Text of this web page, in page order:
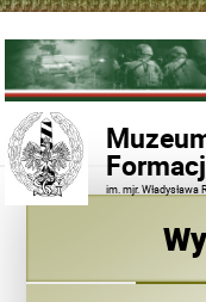
im. mjr. Władysława